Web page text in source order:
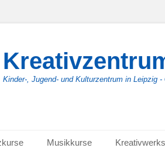
Kinder-, Jugend- und Kulturzentrum in Leipzig -
Musikkurse